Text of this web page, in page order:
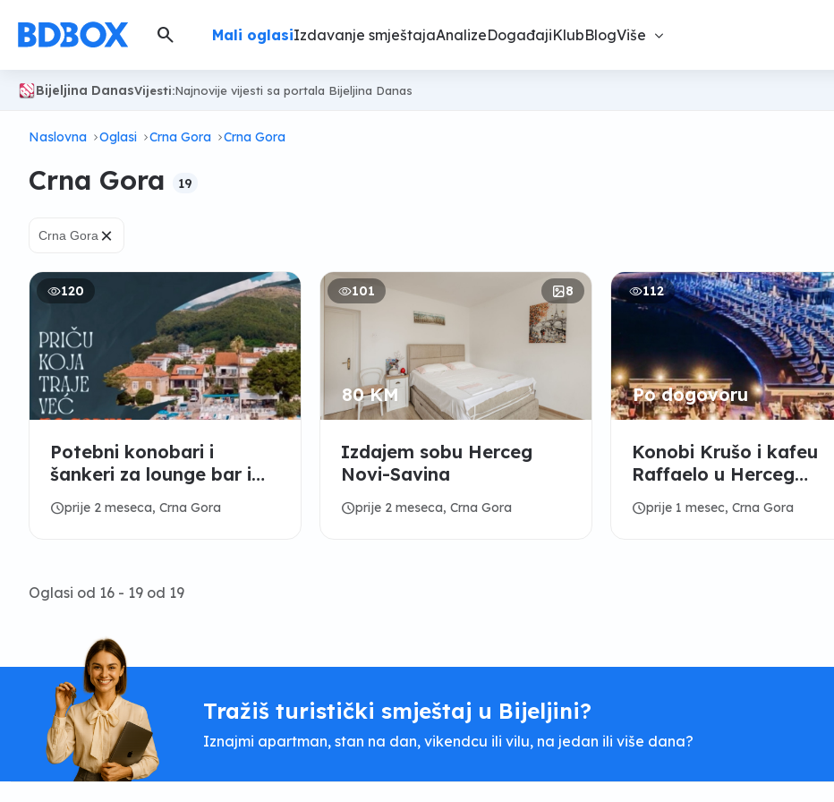
search Mali oglasiIzdavanje smještajaAnalizeDogađajiKlubBlogViše
Bijeljina DanasVijesti:Najnovije vijesti sa portala Bijeljina Danas
Naslovna Oglasi Crna Gora Crna Gora
Crna Gora 19
Crna Gora ×
120
Potebni konobari i
šankeri za lounge bar i
piceriju
scheduleprije 2 meseca, Crna Gora
101 8
80 KM
Izdajem sobu Herceg
Novi-Savina
scheduleprije 2 meseca, Crna Gora
112
Po dogovoru
Konobi Krušo i kafeu
Raffaelo u Herceg
Novom potrebni radnici
scheduleprije 1 mesec, Crna Gora
Oglasi od 16 - 19 od 19
Tražiš turistički smještaj u Bijeljini?
Iznajmi apartman, stan na dan, vikendcu ili vilu, na jedan ili više dana?